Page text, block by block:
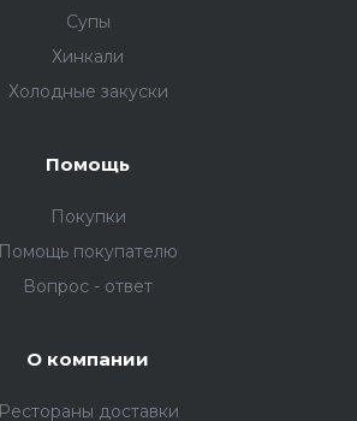
Супы
Хинкали
Холодные закуски
Помощь
Покупки
Помощь покупателю
Вопрос - ответ
О компании
Рестораны доставки